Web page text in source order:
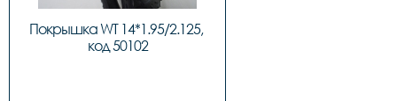
Покрышка WT 14*1.95/2.125,
код 50102